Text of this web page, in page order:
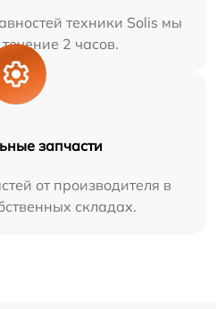
техники Solis мы
2 часов.
запчасти
от производителя в
складах.